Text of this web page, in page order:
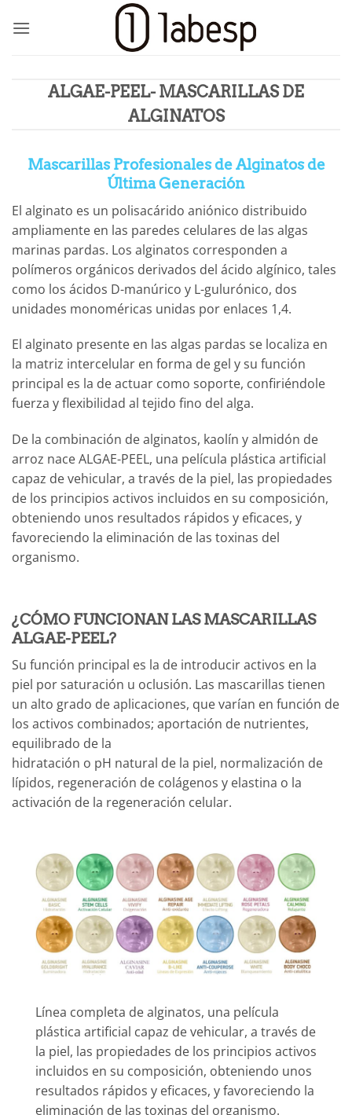
ALGAE-PEEL- MASCARILLAS DE
ALGINATOS
MascarillasProfesionales de Alginatos de
Última Generación
El alginato es un polisacárido aniónico distribuido
ampliamente en las paredes celulares de las algas
marinas pardas. Los alginatos corresponden a
polímeros orgánicos derivados del ácido algínico, tales
como los ácidos D-manúrico y L-gulurónico, dos
unidades monoméricas unidas por enlaces 1,4.
El alginato presente en las algas pardas se localiza en
la matriz intercelular en forma de gel y su función
principal es la de actuar como soporte, confiriéndole
fuerza y flexibilidad al tejido fino del alga.
De la combinación de alginatos, kaolín y almidón de
arroz nace ALGAE-PEEL, una película plástica artificial
capaz de vehicular, a través de la piel, las propiedades
de los principios activos incluidos en su composición,
obteniendo unos resultados rápidos y eficaces, y
favoreciendo la eliminación de las toxinas del
organismo.
¿CÓMO FUNCIONAN LAS MASCARILLAS
ALGAE-PEEL?
Su función principal es la de introducir activos en la
piel por saturación u oclusión. Las mascarillas tienen
un alto grado de aplicaciones, que varían en función de
los activos combinados; aportación de nutrientes,
equilibrado de la
hidratación o pH natural de la piel, normalización de
lípidos, regeneración de colágenos y elastina o la
activación de la regeneración celular.
Línea completa de alginatos, una película
plástica artificial capaz de vehicular, a través de
la piel, las propiedades de los principios activos
incluidos en su composición, obteniendo unos
resultados rápidos y eficaces, y favoreciendo la
eliminación de las toxinas del organismo.